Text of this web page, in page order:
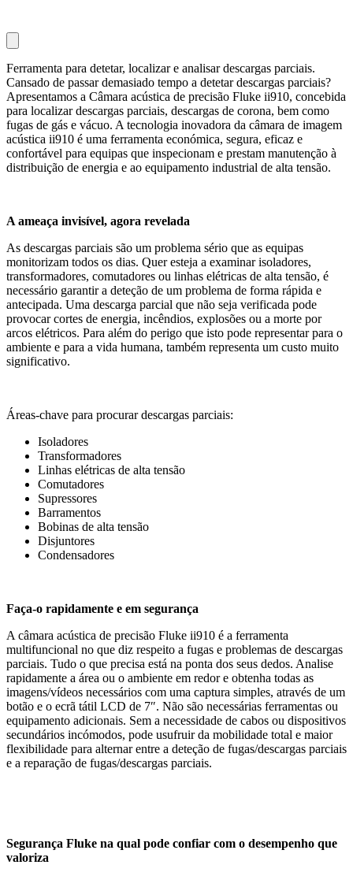
Ferramenta para detetar, localizar e analisar descargas parciais.
Cansado de passar demasiado tempo a detetar descargas parciais?
Apresentamos a Câmara acústica de precisão Fluke ii910, concebida
para localizar descargas parciais, descargas de corona, bem como
fugas de gás e vácuo. A tecnologia inovadora da câmara de imagem
acústica ii910 é uma ferramenta económica, segura, eficaz e
confortável para equipas que inspecionam e prestam manutenção à
distribuição de energia e ao equipamento industrial de alta tensão.
A ameaça invisível, agora revelada
As descargas parciais são um problema sério que as equipas
monitorizam todos os dias. Quer esteja a examinar isoladores,
transformadores, comutadores ou linhas elétricas de alta tensão, é
necessário garantir a deteção de um problema de forma rápida e
antecipada. Uma descarga parcial que não seja verificada pode
provocar cortes de energia, incêndios, explosões ou a morte por
arcos elétricos. Para além do perigo que isto pode representar para o
ambiente e para a vida humana, também representa um custo muito
significativo.
Áreas-chave para procurar descargas parciais:
Isoladores
Transformadores
Linhas elétricas de alta tensão
Comutadores
Supressores
Barramentos
Bobinas de alta tensão
Disjuntores
Condensadores
Faça-o rapidamente e em segurança
A câmara acústica de precisão Fluke ii910 é a ferramenta
multifuncional no que diz respeito a fugas e problemas de descargas
parciais. Tudo o que precisa está na ponta dos seus dedos. Analise
rapidamente a área ou o ambiente em redor e obtenha todas as
imagens/vídeos necessários com uma captura simples, através de um
botão e o ecrã tátil LCD de 7″. Não são necessárias ferramentas ou
equipamento adicionais. Sem a necessidade de cabos ou dispositivos
secundários incómodos, pode usufruir da mobilidade total e maior
flexibilidade para alternar entre a deteção de fugas/descargas parciais
e a reparação de fugas/descargas parciais.
Segurança Fluke na qual pode confiar com o desempenho que
valoriza